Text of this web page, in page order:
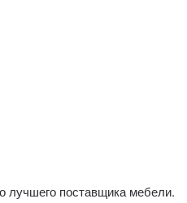
лучшего поставщика мебели.